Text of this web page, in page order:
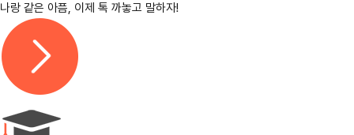
나랑 같은 아픔, 이제 톡 까놓고 말하자!